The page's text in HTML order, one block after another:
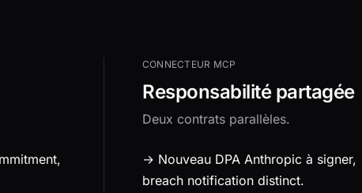
CONNECTEUR MCP
Responsabilité partagée
Deux contrats parallèles.
→ Nouveau DPA Anthropic à signer,
breach notification distinct.